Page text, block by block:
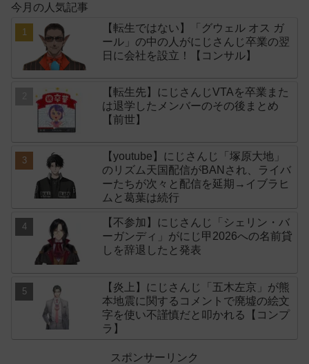
今月の人気記事
【転生ではない】「グウェル オス ガ
ール」の中の人がにじさんじ卒業の翌
日に会社を設立！【コンサル】
【転生先】にじさんじVTAを卒業また
は退学したメンバーのその後まとめ
【前世】
【youtube】にじさんじ「塚原大地」
のリズム天国配信がBANされ、ライバ
ーたちが次々と配信を延期→イブラヒ
ムと葛葉は続行
【不参加】にじさんじ「シェリン・バ
ーガンディ」がにじ甲2026への名前貸
しを辞退したと発表
【炎上】にじさんじ「五木左京」が熊
本地震に関するコメントで廃墟の絵文
字を使い不謹慎だと叩かれる【コンプ
ラ】
スポンサーリンク